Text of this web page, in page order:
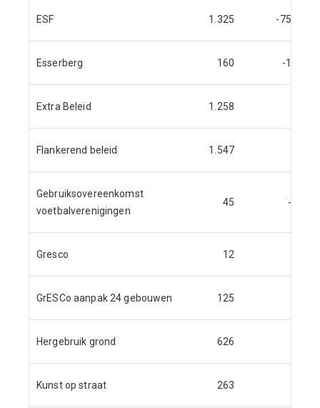
ESF 1.325 -750
Esserberg 160 -11
Extra Beleid 1.258
Flankerend beleid 1.547
Gebruiksovereenkomst
voetbalverenigingen
45 -6
Gresco 12
GrESCo aanpak 24 gebouwen 125
Hergebruik grond 626
Kunst op straat 263